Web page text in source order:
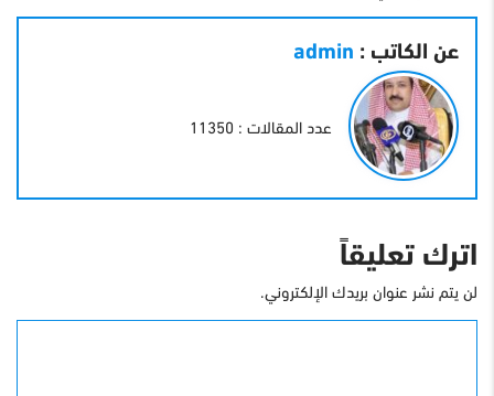
عن الكاتب : admin
عدد المقالات : 11350
اترك تعليقاً
لن يتم نشر عنوان بريدك الإلكتروني.